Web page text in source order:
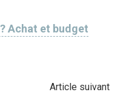
Achat et budget
Article suivant